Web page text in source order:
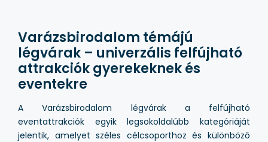
Varázsbirodalom témájú
légvárak – univerzális felfújható
attrakciók gyerekeknek és
eventekre
A Varázsbirodalom légvárak a felfújható
eventattrakciók egyik legsokoldalúbb kategóriáját
jelentik, amelyet széles célcsoporthoz és különböző